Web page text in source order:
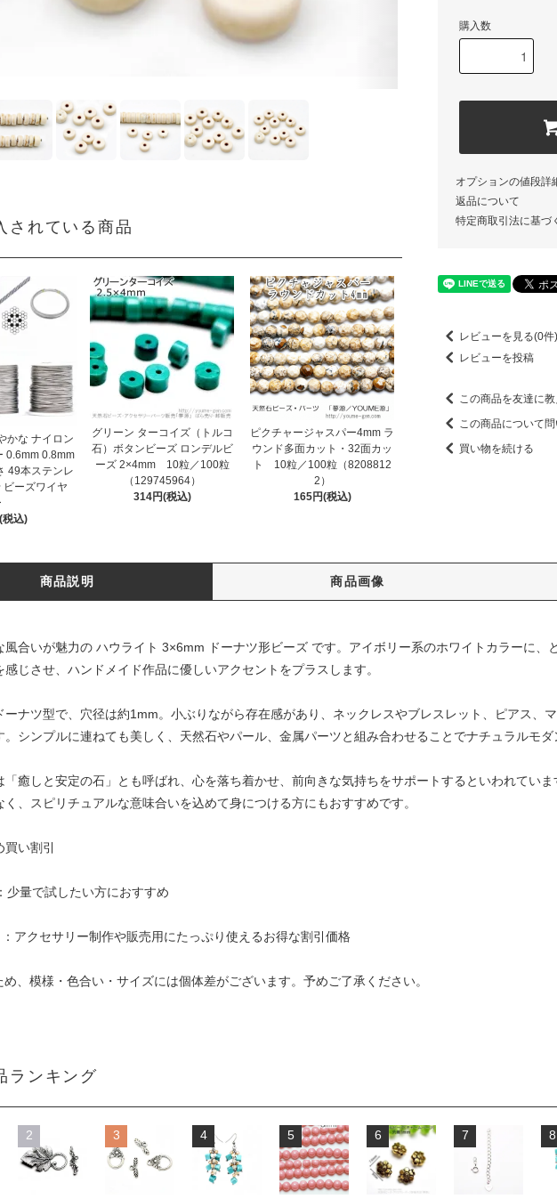
されている商品
かな ナイロン
0.6mm 0.8mm
49本ステンレ
ビーズワイヤ
税込)
グリーン ターコイズ（トルコ
石）ボタンビーズ ロンデルビ
ーズ 2×4mm 10粒／100粒
（129745964）
314円(税込)
ピクチャージャスパー4mm ラ
ウンド多面カット・32面カッ
ト 10粒／100粒（8208812
2）
165円(税込)
購入数
オプションの値段詳
返品について
特定商取引法に基づ
レビューを見る(0件)
レビューを投稿
この商品を友達に
この商品について
買い物を続ける
商品説明 商品画像
風合いが魅力の ハウライト 3×6mm ドーナツ形ビーズ です。アイボリー系のホワイトカラーに、
感じさせ、ハンドメイド作品に優しいアクセントをプラスします。
ーナツ型で、穴径は約1mm。小ぶりながら存在感があり、ネックレスやブレスレット、ピアス、
。シンプルに連ねても美しく、天然石やパール、金属パーツと組み合わせることでナチュラルモ
「癒しと安定の石」とも呼ばれ、心を落ち着かせ、前向きな気持ちをサポートするといわれてい
く、スピリチュアルな意味合いを込めて身につける方にもおすすめです。
い割引
少量で試したい方におすすめ
アクセサリー制作や販売用にたっぷり使えるお得な割引価格
、模様・色合い・サイズには個体差がございます。予めご了承ください。
ランキング
2 3 4 5 6 7 8